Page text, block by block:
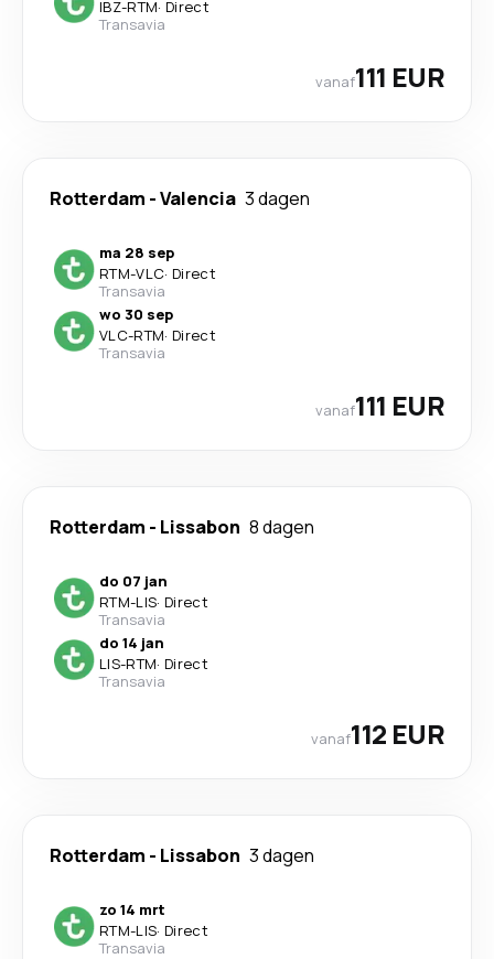
IBZ-RTM· Direct
Transavia
vanaf111 EUR
Rotterdam -Valencia 3 dagen
ma 28 sep
RTM-VLC· Direct
Transavia
wo 30 sep
VLC-RTM· Direct
Transavia
vanaf111 EUR
Rotterdam - Lissabon 8 dagen
do 07 jan
RTM-LIS· Direct
Transavia
do 14 jan
LIS-RTM· Direct
Transavia
vanaf112 EUR
Rotterdam - Lissabon 3 dagen
zo 14 mrt
RTM-LIS· Direct
Transavia